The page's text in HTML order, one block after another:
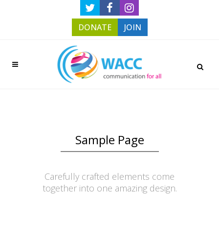
DONATE JOIN
Sample Page
Carefully crafted elements come
together into one amazing design.